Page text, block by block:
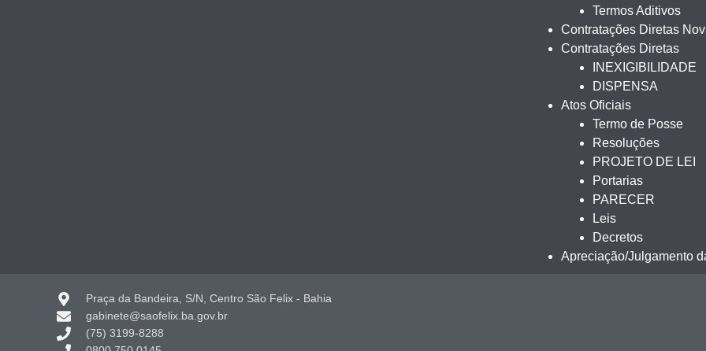
Termos Aditivos
Contratações Diretas
Contratações Diretas
INEXIGIBILIDADE
DISPENSA
Atos Oficiais
Termo de Posse
Resoluções
PROJETO DE LEI
Portarias
PARECER
Leis
Decretos
Apreciação/Julgamento
Praça da Bandeira, S/N, Centro São Felix - Bahia
gabinete@saofelix.ba.gov.br
(75) 3199-8288